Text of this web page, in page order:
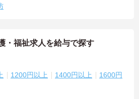
・福祉求人を給与で探す
1200円以上 1400円以上
1600円